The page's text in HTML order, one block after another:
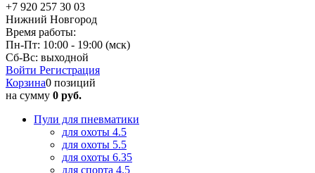
+7 920 257 30 03
Нижний Новгород
Время работы:
Пн-Пт: 10:00 - 19:00 (мск)
Сб-Вс: выходной
Войти Регистрация
Корзина0 позиций
на сумму 0 руб.
Пули для пневматики
для охоты 4.5
для охоты 5.5
для охоты 6.35
для спорта 4.5